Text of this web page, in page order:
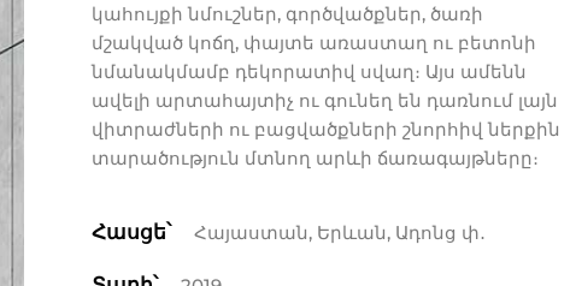
կահույքի նմուշներ, գործվածքներ, ծառի
մշակված կոճղ, փայտե առաստաղ ու բետոնի
նմանակմամբ դեկորատիվ սվաղ։ Այս ամենն
ավելի արտահայտիչ ու գունեղ են դառնում լայն
վիտրաժների ու բացվածքների շնորհիվ ներքին
տարածություն մտնող արևի ճառագայթները։
Հասցե՝ Հայաստան, Երևան, Ադոնց փ․